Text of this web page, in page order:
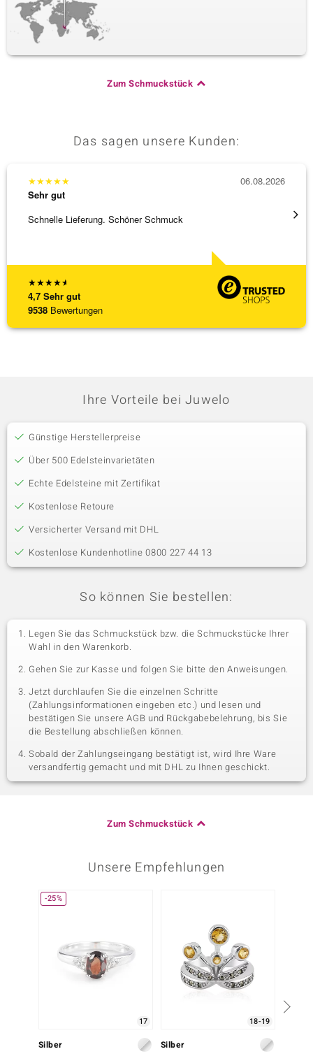
Zum Schmuckstück
Das sagen unsere Kunden:
★★★★★
4,7 Sehr gut
9538 Bewertungen
★★★★★
Sehr gut
Schnelle Lieferung. Schöner Schmuck
06.08.2026
Top
Ihre Vorteile bei Juwelo
Günstige Herstellerpreise
Über 500 Edelsteinvarietäten
Echte Edelsteine mit Zertifikat
Kostenlose Retoure
Versicherter Versand mit DHL
Kostenlose Kundenhotline 0800 227 44 13
So können Sie bestellen:
Legen Sie das Schmuckstück bzw. die Schmuckstücke Ihrer
Wahl in den Warenkorb.
Gehen Sie zur Kasse und folgen Sie bitte den Anweisungen.
Jetzt durchlaufen Sie die einzelnen Schritte
(Zahlungsinformationen eingeben etc.) und lesen und
bestätigen Sie unsere AGB und Rückgabebelehrung, bis Sie
die Bestellung abschließen können.
Sobald der Zahlungseingang bestätigt ist, wird Ihre Ware
versandfertig gemacht und mit DHL zu Ihnen geschickt.
Zum Schmuckstück
Unsere Empfehlungen
-25%
17
Silber
18-19
Silber